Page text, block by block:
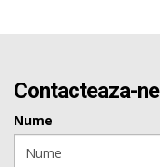
Contacteaza-ne
Nume